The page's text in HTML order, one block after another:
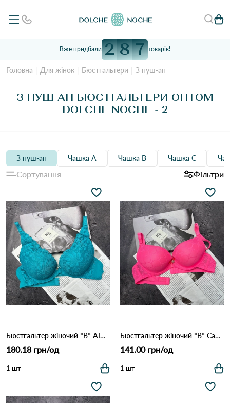
Вже придбали 2 8 7 товарів!
Головна Для жінок Бюстгальтери З пуш-ап
З ПУШ-АП БЮСТГАЛЬТЕРИ ОПТОМ
DOLCHE NOCHE - 2
З пуш-ап Чашка А Чашка B Чашка C
Сортування Фільтри
Бюстгальтер жіночий *B* AIMINA 1769 8,2 Зелений
180.18 грн/од
1 шт
Бюстгальтер жіночий *B* Canlan Keni 12890 17,3 Рожевий
141.00 грн/од
1 шт